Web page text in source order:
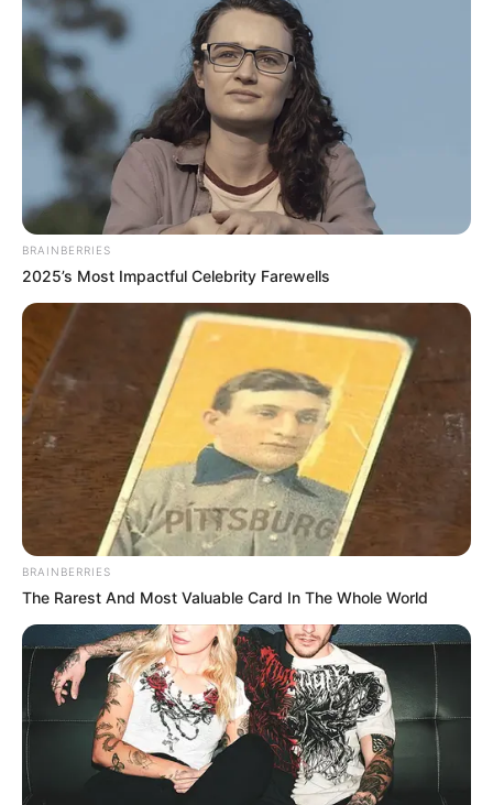
Agentes de Saúde do Brasil, CONACS, Fnaras, Fenasce, CUT, Força Sindical, Sindicato dos Agentes
de Saúde
Matérias Bônus
Filho de ACS se torna Médico
🧊 Conheça as Normas sobre o IFA
Saiba como Consultar o Incentivo
Cálculo da Insalubridade sobre o base .
Entretenimento: Os melhores doramas
🧊 Nova Carteira Nacional de Habilitação digital
BRAINBERRIES
2025’s Most Impactful Celebrity Farewells
BRAINBERRIES
The Rarest And Most Valuable Card In The Whole World